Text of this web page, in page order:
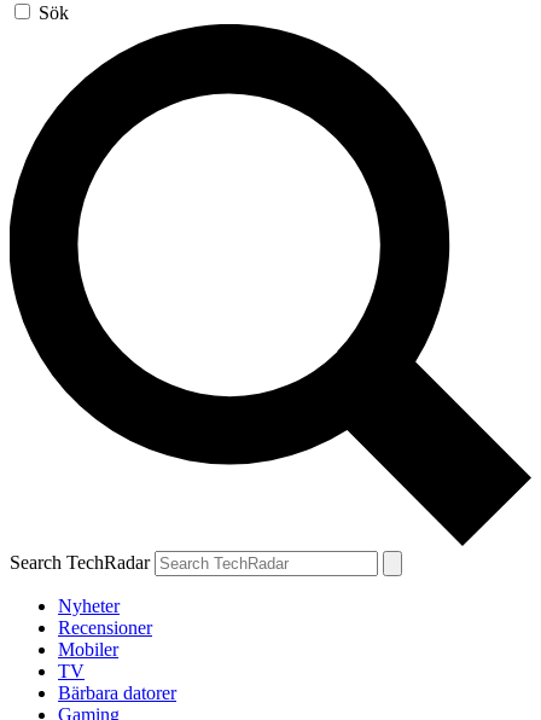
Sök
Search TechRadar
Nyheter
Recensioner
Mobiler
TV
Bärbara datorer
Gaming